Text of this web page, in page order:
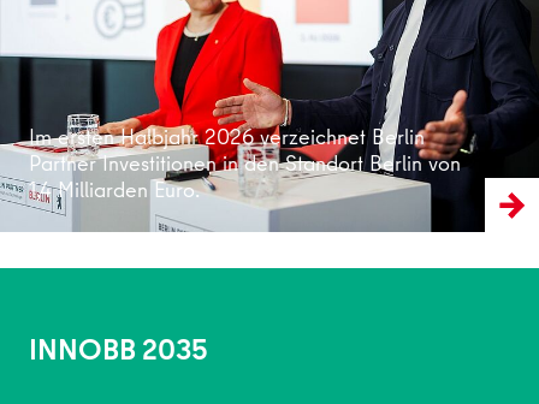
Im ersten Halbjahr 2026 verzeichnet Berlin
Partner Investitionen in den Standort Berlin von
1,4 Milliarden Euro.
INNOBB 2035